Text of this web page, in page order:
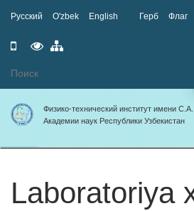
Русский O'zbek English Герб Флаг
версиявозможности
Физико-технический институт имени
Академии наук Республики Узбекистан
Laboratoriya